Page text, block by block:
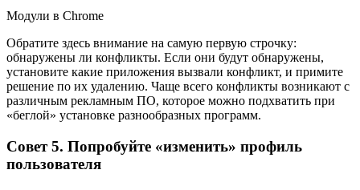
Модули в Chrome
Обратите здесь внимание на самую первую строчку:
обнаружены ли конфликты. Если они будут обнаружены,
установите какие приложения вызвали конфликт, и примите
решение по их удалению. Чаще всего конфликты возникают с
различным рекламным ПО, которое можно подхватить при
«беглой» установке разнообразных программ.
Совет 5. Попробуйте «изменить» профиль
пользователя